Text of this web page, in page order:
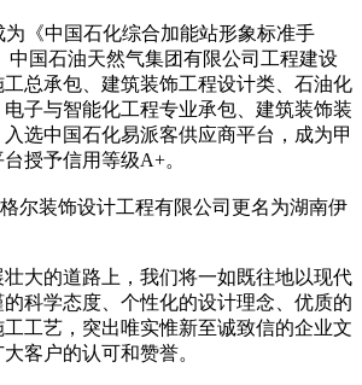
《中国石化综合加能站形象标准手
中国石油天然气集团有限公司工程建设
总承包、建筑装饰工程设计类、石油化
子与智能化工程专业承包、建筑装饰装
选中国石化易派客供应商平台，成为甲
授予信用等级A+。
装饰设计工程有限公司更名为湖南伊
的道路上，我们将一如既往地以现代
科学态度、个性化的设计理念、优质的
工艺，突出唯实惟新至诚致信的企业文
客户的认可和赞誉。